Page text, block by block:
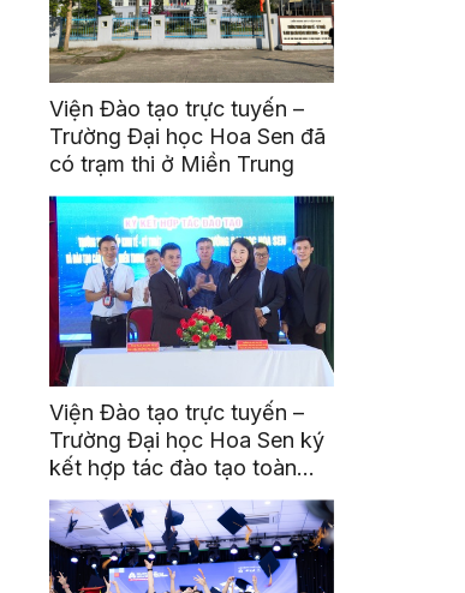
Viện Đào tạo trực tuyến –
Trường Đại học Hoa Sen đã
có trạm thi ở Miền Trung
Viện Đào tạo trực tuyến –
Trường Đại học Hoa Sen ký
kết hợp tác đào tạo toàn
diện với Trường Trung cấp
Kinh tế – Kỹ thuật và Đào
tạo cán bộ hợp tác xã Miền
Trung – Tây Nguyên